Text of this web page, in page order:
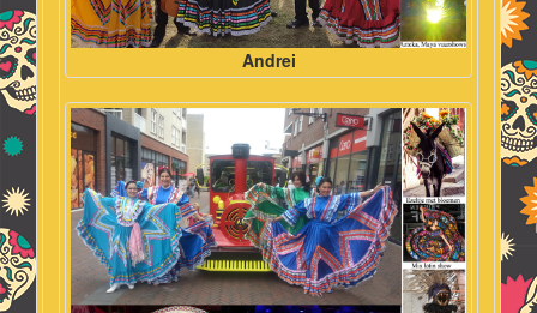
Andrei